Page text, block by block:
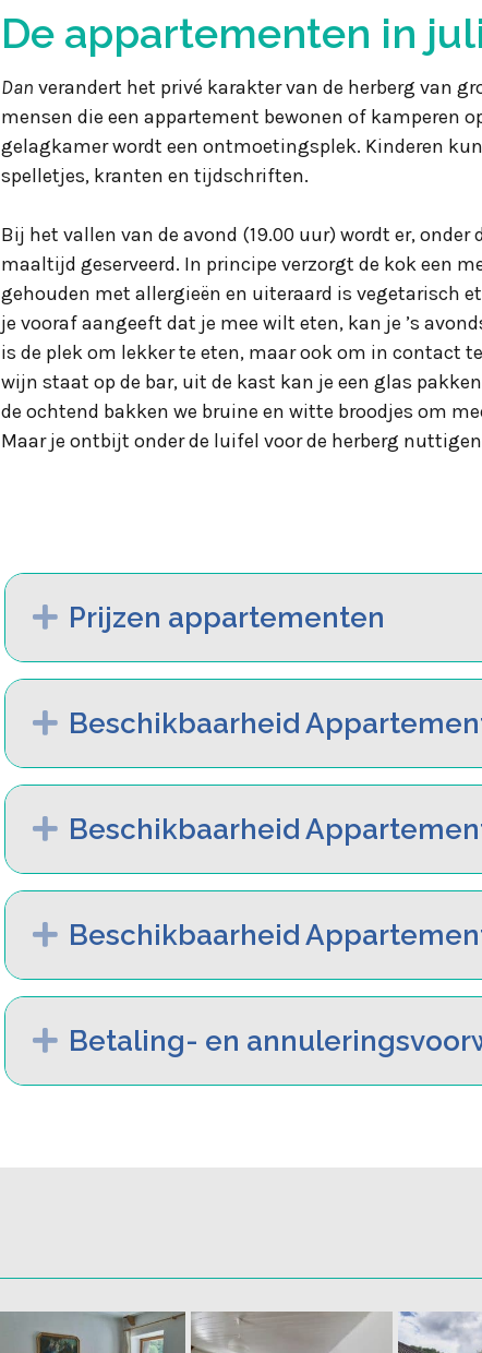
De appartementen in
Danverandert het privé karakter van de herberg van
mensen die een appartement bewonen of kamperen
gelagkamer wordt een ontmoetingsplek. Kinderen
spelletjes, kranten en tijdschriften.
Bij het vallen van de avond (19.00 uur) wordt er, onder
maaltijd geserveerd. In principe verzorgt de kok een
gehouden met allergieën en uiteraard is vegetarisch
je vooraf aangeeft dat je mee wilt eten, kan je ’s
is de plek om lekker te eten, maar ook om in contact
wijn staat op de bar, uit de kast kan je een glas
de ochtend bakken we bruine en witte broodjes om
Maar je ontbijt onder de luifel voor de herberg
Expand
Prijzen appartementen
Expand
Beschikbaarheid
Expand
Beschikbaarheid
Expand
Beschikbaarheid
Expand
Betaling- en